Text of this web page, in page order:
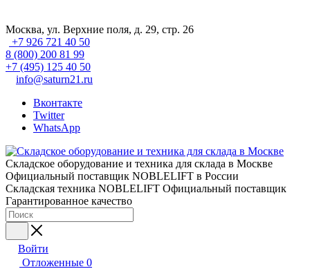
Москва, ул. Верхние поля, д. 29, стр. 26
+7 926 721 40 50
8 (800) 200 81 99
+7 (495) 125 40 50
info@saturn21.ru
Вконтакте
Twitter
WhatsApp
Складское оборудование и техника для склада в Москве
Официальный поставщик NOBLELIFT в России
Складская техника NOBLELIFT Официальный поставщик
Гарантированное качество
Войти
Отложенные 0